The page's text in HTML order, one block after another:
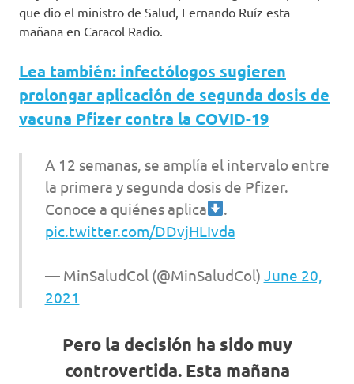
que dio el ministro de Salud, Fernando Ruíz esta
mañana en Caracol Radio.
Lea también: infectólogos sugieren
prolongar aplicación de segunda dosis de
vacuna Pfizer contra la COVID-19
A 12 semanas, se amplía el intervalo entre
la primera y segunda dosis de Pfizer.
Conoce a quiénes aplica
.
pic.twitter.com/DDvjHLIvda
— MinSaludCol (@MinSaludCol) June 20,
2021
Pero la decisión ha sido muy
controvertida. Esta mañana